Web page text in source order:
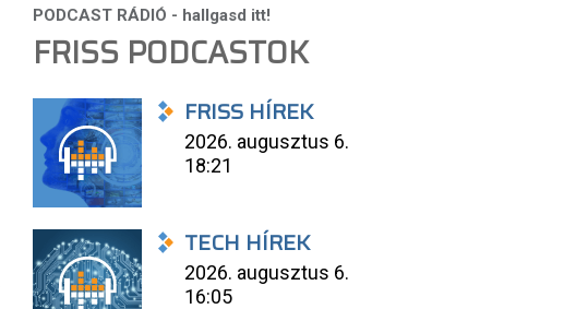
FRISS PODCASTOK
FRISS HÍREK
2026. augusztus 6.
18:21
TECH HÍREK
2026. augusztus 6.
16:05